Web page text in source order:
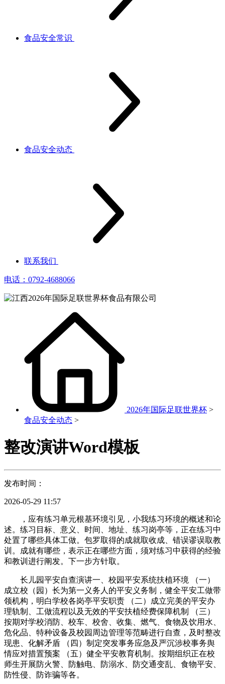
食品安全常识
食品安全动态
联系我们
电话：0792-4688066
2026年国际足联世界杯 >
食品安全动态 >
整改演讲Word模板
发布时间：
2026-05-29 11:57
，应有练习单元根基环境引见，小我练习环境的概述和论
述。练习目标、意义、时间、地址、练习岗亭等，正在练习中
处置了哪些具体工做。包罗取得的成就取收成、错误谬误取教
训。成就有哪些，表示正在哪些方面，须对练习中获得的经验
和教训进行阐发。下一步方针取。
长儿园平安自查演讲一、校园平安系统扶植环境 （一）
成立校（园）长为第一义务人的平安义务制，健全平安工做带
领机构，明白学校各岗亭平安职责 （二）成立完美的平安办
理轨制、工做流程以及无效的平安扶植经费保障机制 （三）
按期对学校消防、校车、校舍、收集、燃气、食物及饮用水、
危化品、特种设备及校园周边管理等范畴进行自查，及时整改
现患、化解矛盾 （四）制定突发事务应急及严沉涉校事务舆
情应对措置预案 （五）健全平安教育机制。按期组织正在校
师生开展防火警、防触电、防溺水、防交通变乱、食物平安、
防性侵、防诈骗等各。